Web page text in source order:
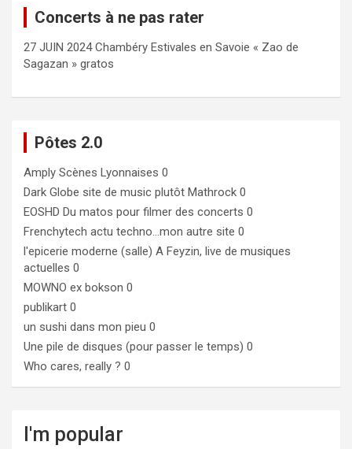
Concerts à ne pas rater
27 JUIN 2024 Chambéry Estivales en Savoie « Zao de
Sagazan » gratos
Pôtes 2.0
Amply Scènes Lyonnaises 0
Dark Globe site de music plutôt Mathrock 0
EOSHD Du matos pour filmer des concerts 0
Frenchytech actu techno…mon autre site 0
l'epicerie moderne (salle) A Feyzin, live de musiques
actuelles 0
MOWNO ex bokson 0
publikart 0
un sushi dans mon pieu 0
Une pile de disques (pour passer le temps) 0
Who cares, really ? 0
I'm popular